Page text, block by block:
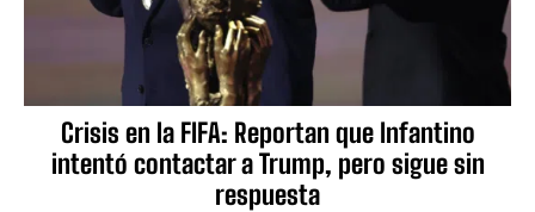
Crisis en la FIFA: Reportan que Infantino
intentó contactar a Trump, pero sigue sin
respuesta